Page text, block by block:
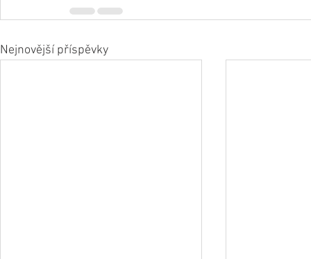
Nejnovější příspěvky